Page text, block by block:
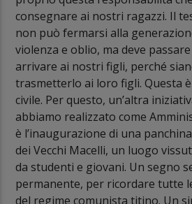
consegnare ai nostri ragazzi. Il
non può fermarsi alla
violenza e oblio, ma deve
arrivare ai nostri figli, perché
trasmetterlo ai loro figli. Questa
civile. Per questo, un’altra
abbiamo realizzato come
è l’inaugurazione di una
dei Vecchi Macelli, un luogo
da studenti e giovani. Un segno
permanente, per ricordare tutte
del regime comunista titino. Un